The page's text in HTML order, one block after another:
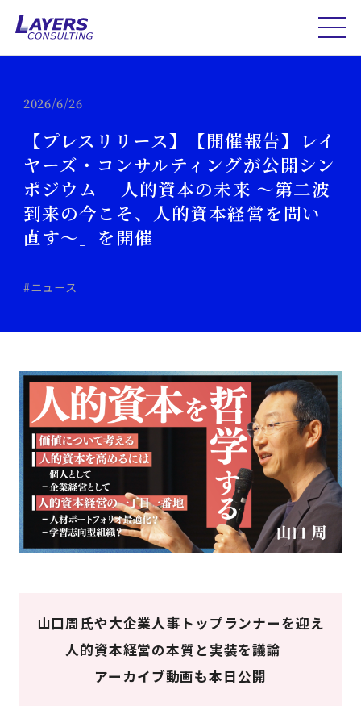
2026/6/26
【プレスリリース】【開催報告】レイ
ヤーズ・コンサルティングが公開シン
ポジウム 「人的資本の未来 ～第二波
到来の今こそ、人的資本経営を問い
直す～」を開催
#ニュース
山口周氏や大企業人事トップランナーを迎え
人的資本経営の本質と実装を議論
アーカイブ動画も本日公開